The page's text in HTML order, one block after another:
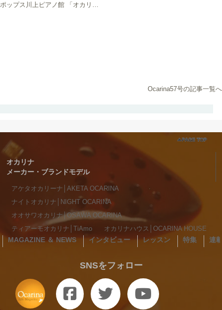
Ocarina57号の記事一覧へ
オカリナ
メーカー・ブランドモデル
アケタオカリーナ│AKETA OCARINA
ナイトオカリナ│NIGHT OCARINA
オオサワオカリナ│OSAWA OCARINA
ティアーモオカリナ│TiAmo
オカリナハウス│OCARINA HOUSE
MAGAZINE ＆ NEWS インタビュー レッスン 特集 連
SNSをフォロー